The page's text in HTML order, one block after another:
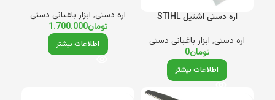
اره دستی اشتیل STIHL
اره دستی, ابزار باغبانی دستی
تومان0
اطلاعات بیشتر
اره دستی, ابزار باغبانی دستی
تومان1.700.000
اطلاعات بیشتر